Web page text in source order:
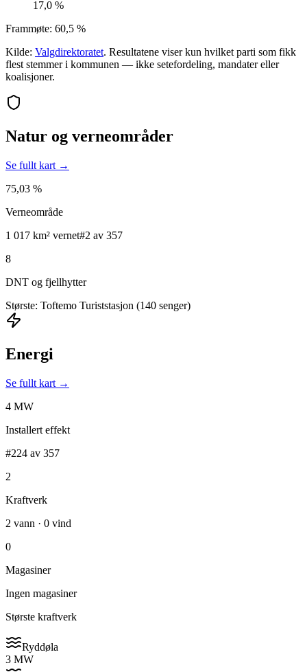
17,0 %
Frammøte: 60,5 %
Kilde: Valgdirektoratet. Resultatene viser kun hvilket parti som fikk
flest stemmer i kommunen — ikke setefordeling, mandater eller
koalisjoner.
Natur og verneområder
Se fullt kart →
75,03 %
Verneområde
1 017 km² vernet#2 av 357
8
DNT og fjellhytter
Største: Toftemo Turiststasjon (140 senger)
Energi
Se fullt kart →
4 MW
Installert effekt
#224 av 357
2
Kraftverk
2 vann · 0 vind
0
Magasiner
Ingen magasiner
Største kraftverk
Ryddøla
3 MW